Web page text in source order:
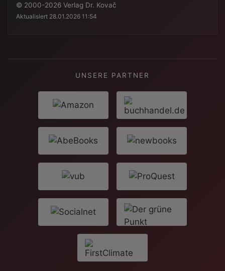
© 2000-2026 Verlag Dr. Kovač
Aktualisiert 28.01.2026 11:54
UNSERE PARTNER